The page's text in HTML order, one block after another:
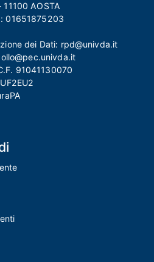
AOSTA
01651875203
dei Dati: rpd@univda.it
91041130070